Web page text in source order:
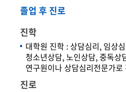
졸업 후 진로
진학
대학원 진학 : 상담심리, 임상
청소년상담, 노인상담, 중독상
연구원이나 상담심리전문가로
진로